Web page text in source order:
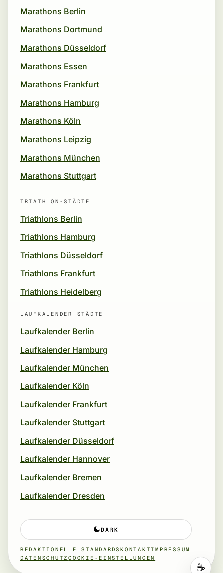
Marathons Berlin
Marathons Dortmund
Marathons Düsseldorf
Marathons Essen
Marathons Frankfurt
Marathons Hamburg
Marathons Köln
Marathons Leipzig
Marathons München
Marathons Stuttgart
TRIATHLON-STÄDTE
Triathlons Berlin
Triathlons Hamburg
Triathlons Düsseldorf
Triathlons Frankfurt
Triathlons Heidelberg
LAUFKALENDER STÄDTE
Laufkalender Berlin
Laufkalender Hamburg
Laufkalender München
Laufkalender Köln
Laufkalender Frankfurt
Laufkalender Stuttgart
Laufkalender Düsseldorf
Laufkalender Hannover
Laufkalender Bremen
Laufkalender Dresden
DARK
REDAKTIONELLE STANDARDSKONTAKT IMPRESSUM
DATENSCHUTZCOOKIE-EINSTELLUNGEN
☕